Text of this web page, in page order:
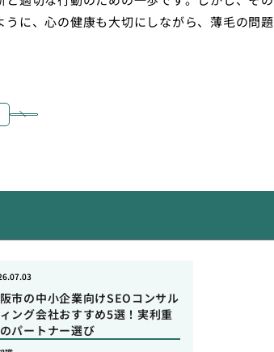
に、心の健康も大切にしながら、薄毛の問題
市の中小企業向けSEOコンサル
ング会社おすすめ5選！実利重
パートナー選び